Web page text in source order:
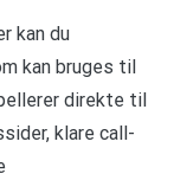
kan du
kan bruges til
direkte til
klare call-